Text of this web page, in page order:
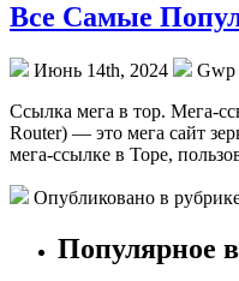
Все Самые
Июнь 14th, 2024
Gwp
Ссылкa мeгa в тор. Мега-
Router) — это мега сайт
мега-ссылке в Торе,
Опубликовано в
Популярное